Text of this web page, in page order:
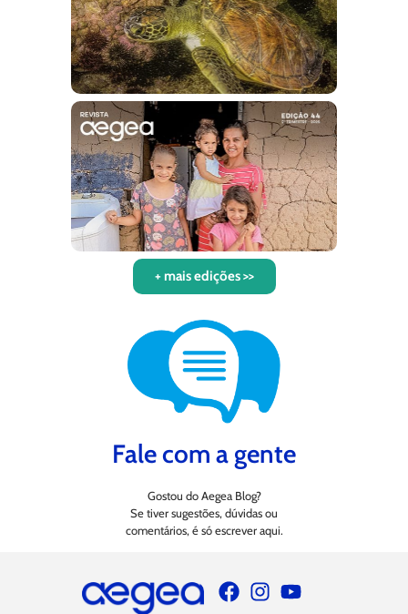
+ mais edições >>
Fale com a gente
Gostou do Aegea Blog?
Se tiver sugestões, dúvidas ou
comentários, é só escrever aqui.